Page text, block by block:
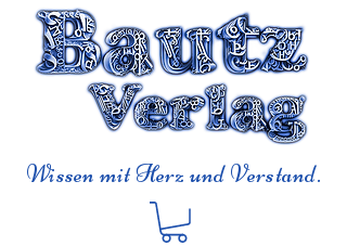
Wissen mit Herz und Verstand.